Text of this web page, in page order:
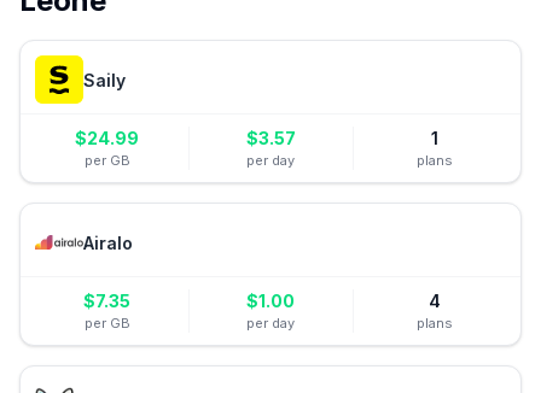
Saily
$24.99
per GB
$3.57
per day
1
plans
Airalo
$7.35
per GB
$1.00
per day
4
plans